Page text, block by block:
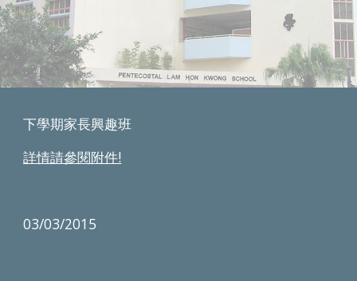
下學期家長興趣班
詳情請參閱附件!
03/03/2015